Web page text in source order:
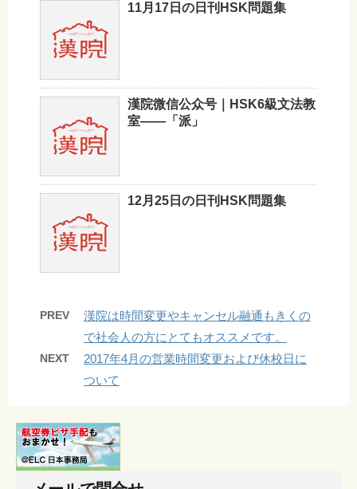
11月17日の日刊HSK問題集
漢院微信公众号｜HSK6級文法教
室——「派」
12月25日の日刊HSK問題集
PREV
漢院は時間変更やキャンセル融通もきくの
で社会人の方にとてもオススメです。
NEXT
2017年4月の営業時間変更および休校日に
ついて